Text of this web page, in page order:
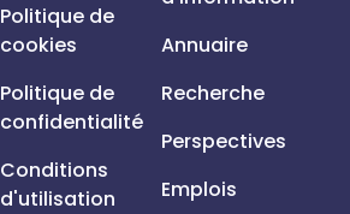
Politique de
cookies
Politique de
confidentialité
Conditions
d'utilisation
Annuaire
Recherche
Perspectives
Emplois